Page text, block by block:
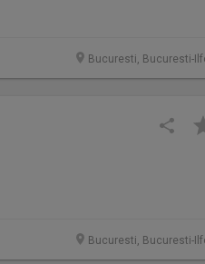
Bucuresti, Bucuresti-
Bucuresti, Bucuresti-